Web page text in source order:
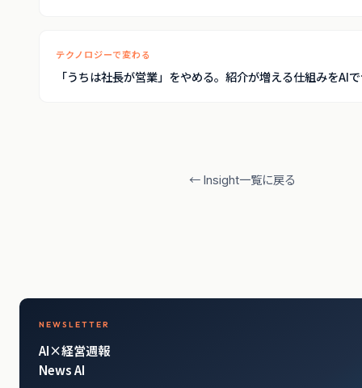
テクノロジーで変わる
「うちは社長が営業」をやめる。紹介が増える仕組みをAI
← Insight一覧に戻る
NEWSLETTER
AI×経営週報
News AI